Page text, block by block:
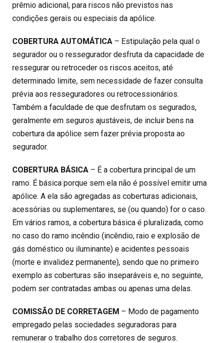
prêmio adicional, para riscos não previstos nas
condições gerais ou especiais da apólice.
COBERTURA AUTOMÁTICA – Estipulação pela qual o
segurador ou o ressegurador desfruta da capacidade de
ressegurar ou retroceder os riscos aceitos, até
determinado limite, sem necessidade de fazer consulta
prévia aos resseguradores ou retrocessionários.
Também a faculdade de que desfrutam os segurados,
geralmente em seguros ajustáveis, de incluir bens na
cobertura da apólice sem fazer prévia proposta ao
segurador.
COBERTURA BÁSICA – É a cobertura principal de um
ramo. É básica porque sem ela não é possível emitir uma
apólice. A ela são agregadas as coberturas adicionais,
acessórias ou suplementares, se (ou quando) for o caso.
Em vários ramos, a cobertura básica é pluralizada, como
no caso do ramo incêndio (incêndio, raio e explosão de
gás doméstico ou iluminante) e acidentes pessoais
(morte e invalidez permanente), sendo que no primeiro
exemplo as coberturas são inseparáveis e, no seguinte,
podem ser contratadas ambas ou apenas uma delas.
COMISSÃO DE CORRETAGEM – Modo de pagamento
empregado pelas sociedades seguradoras para
remunerar o trabalho dos corretores de seguros.